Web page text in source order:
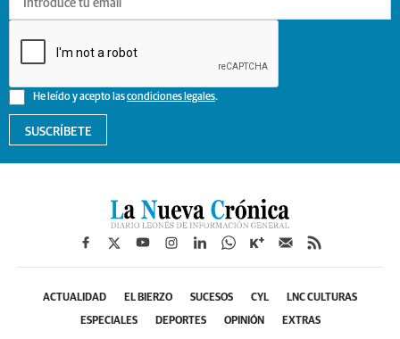
He leído y acepto lascondiciones legales.
SUSCRÍBETE
ACTUALIDAD EL BIERZO SUCESOS CYL LNC CULTURAS
ESPECIALES DEPORTES OPINIÓN EXTRAS